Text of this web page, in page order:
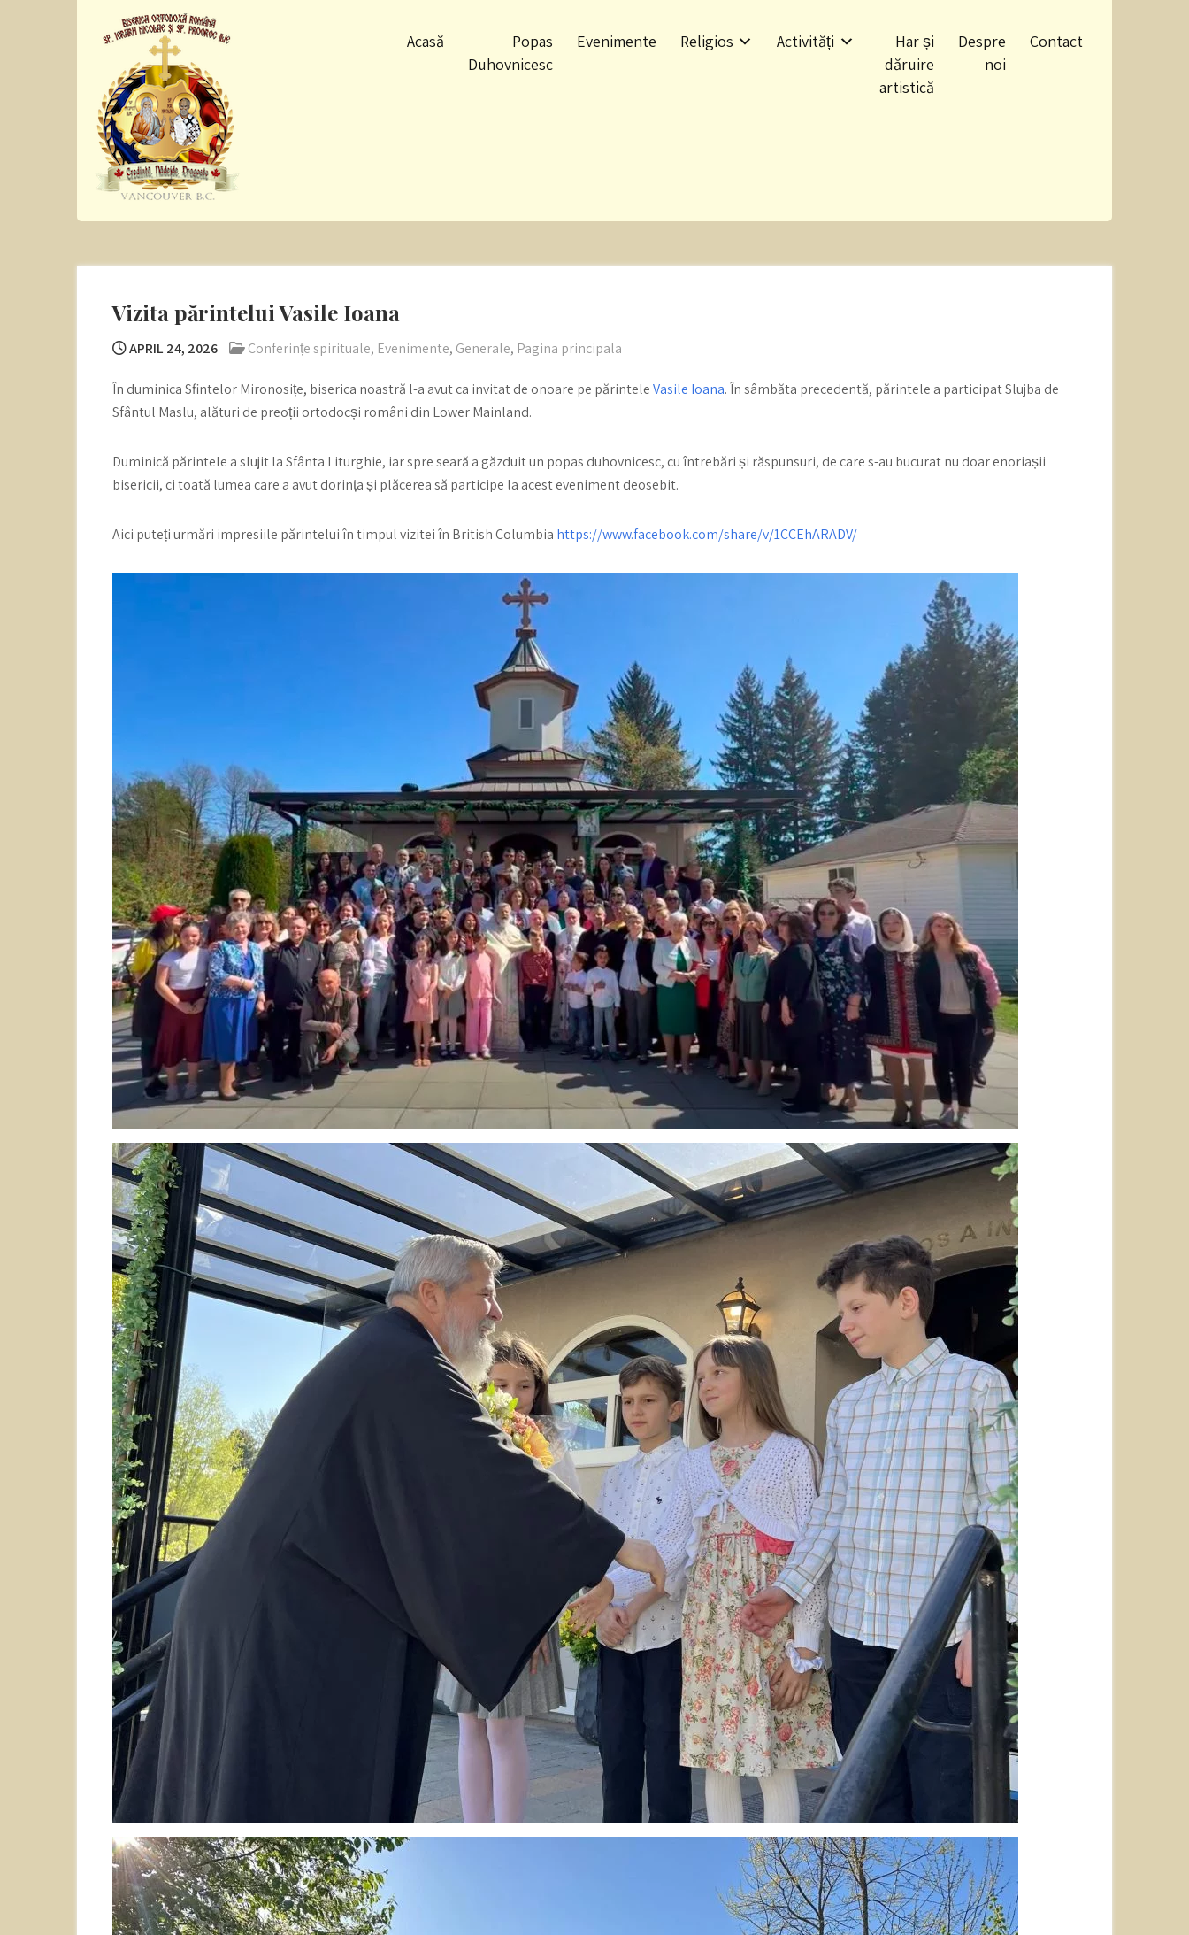
Sf. Ier. Nicolae si
Pro. Ilie
Romanian Orthodox Church
Acasă
Popas
Duhovnicesc
Evenimente Religios Activități
Har și
dăruire
artistică
Despre
noi
Contact
Vizita părintelui Vasile Ioana
APRIL 24, 2026 Conferințe spirituale, Evenimente, Generale, Pagina principala
În duminica Sfintelor Mironosițe, biserica noastră l-a avut ca invitat de onoare pe părinteleVasile Ioana. În sâmbăta precedentă, părintele a participat Slujba de
Sfântul Maslu, alături de preoții ortodocși români din Lower Mainland.
Duminică părintele a slujit la Sfânta Liturghie, iar spre seară a găzduit un popas duhovnicesc, cu întrebări și răspunsuri, de care s-au bucurat nu doar enoriașii
bisericii, ci toată lumea care a avut dorința și plăcerea să participe la acest eveniment deosebit.
Aici puteți urmări impresiile părintelui în timpul vizitei în British Columbia https://www.facebook.com/share/v/1CCEhARADV/